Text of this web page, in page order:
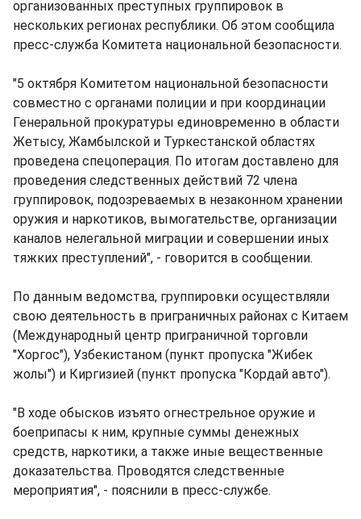
организованных преступных группировок в
нескольких регионах республики. Об этом сообщила
пресс-служба Комитета национальной безопасности.
"5 октября Комитетом национальной безопасности
совместно с органами полиции и при координации
Генеральной прокуратуры единовременно в области
Жетысу, Жамбылской и Туркестанской областях
проведена спецоперация. По итогам доставлено для
проведения следственных действий 72 члена
группировок, подозреваемых в незаконном хранении
оружия и наркотиков, вымогательстве, организации
каналов нелегальной миграции и совершении иных
тяжких преступлений", - говорится в сообщении.
По данным ведомства, группировки осуществляли
свою деятельность в приграничных районах с Китаем
(Международный центр приграничной торговли
"Хоргос"), Узбекистаном (пункт пропуска "Жибек
жолы") и Киргизией (пункт пропуска "Кордай авто").
"В ходе обысков изъято огнестрельное оружие и
боеприпасы к ним, крупные суммы денежных
средств, наркотики, а также иные вещественные
доказательства. Проводятся следственные
мероприятия", - пояснили в пресс-службе.